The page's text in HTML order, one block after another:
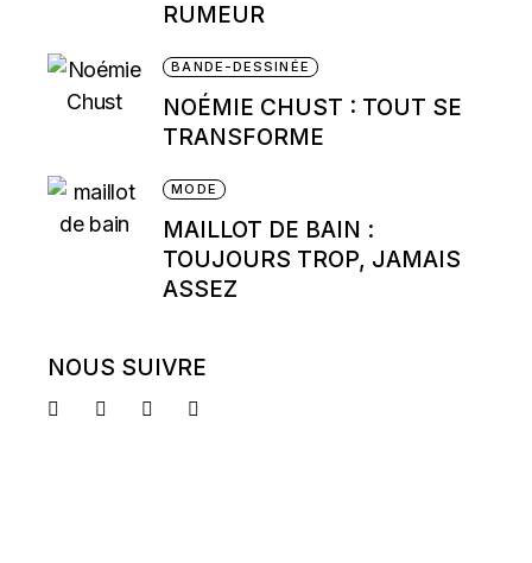
RUMEUR
BANDE-DESSINÉE
NOÉMIE CHUST : TOUT SE
TRANSFORME
MODE
MAILLOT DE BAIN :
TOUJOURS TROP, JAMAIS
ASSEZ
NOUS SUIVRE